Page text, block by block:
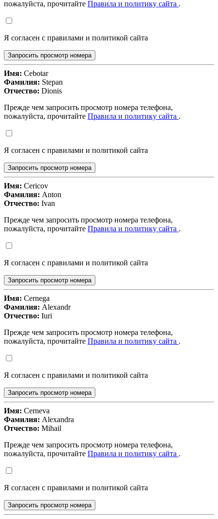
пожалуйста, прочитайте Правила и политику сайта .
Я согласен с правилами и политикой сайта
Запросить просмотр номера
Имя: Cebotar
Фамилия: Stepan
Отчество: Dionis
Прежде чем запросить просмотр номера телефона,
пожалуйста, прочитайте Правила и политику сайта .
Я согласен с правилами и политикой сайта
Запросить просмотр номера
Имя: Cericov
Фамилия: Anton
Отчество: Ivan
Прежде чем запросить просмотр номера телефона,
пожалуйста, прочитайте Правила и политику сайта .
Я согласен с правилами и политикой сайта
Запросить просмотр номера
Имя: Cernega
Фамилия: Alexandr
Отчество: Iuri
Прежде чем запросить просмотр номера телефона,
пожалуйста, прочитайте Правила и политику сайта .
Я согласен с правилами и политикой сайта
Запросить просмотр номера
Имя: Cerneva
Фамилия: Alexandra
Отчество: Mihail
Прежде чем запросить просмотр номера телефона,
пожалуйста, прочитайте Правила и политику сайта .
Я согласен с правилами и политикой сайта
Запросить просмотр номера